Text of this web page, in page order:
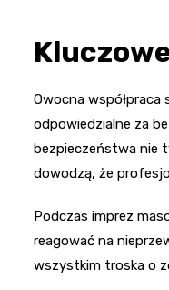
Owocna
odpowiedzialne za
bezpieczeństwa nie
dowodzą, że
Podczas imprez
reagować na
wszystkim troska o